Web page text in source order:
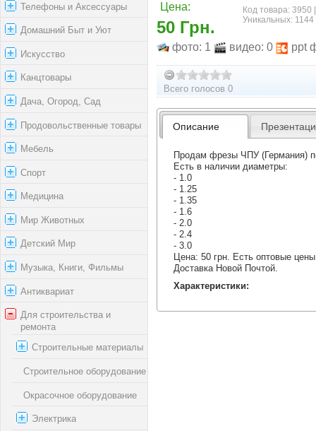
Телефоны и Аксессуары
Домашний Быт и Уют
Искусство
Канцтовары
Дача, Огород, Сад
Продовольственные товары
Мебель
Спорт
Медицина
Мир Животных
Детский Мир
Музыка, Книги, Фильмы
Антиквариат
Для строительства и
ремонта
Строительные материалы
Строительное оборудование
Окрасочное оборудование
Электрика
Цена:
50 Грн.
Код товара: 3950
Уникальных: 1144
фото: 1 видео: 0 ppt
Всего голосов 0
Описание
Продам фрезы ЧПУ (Германия)
Есть в наличии диаметры:
- 1.0
- 1.25
- 1.35
- 1.6
- 2.0
- 2.4
- 3.0
Цена: 50 грн. Есть оптовые
Доставка Новой Почтой.
Характеристики: